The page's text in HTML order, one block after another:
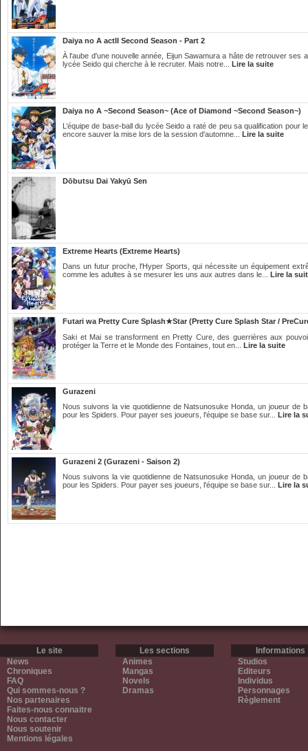
Daiya no A actII Second Season - Part 2
À l'aube d'une nouvelle année, Eijun Sawamura a hâte de retrouver
lycée Seido qui cherche à le recruter. Mais notre... Lire la suite
Daiya no A ~Second Season~ (Ace of Diamond ~Second Season~)
L’équipe de base-ball du lycée Seido a raté de peu sa qualification
encore sauver la mise lors de la session d'automne... Lire la suite
Dōbutsu Dai Yakyū Sen
Extreme Hearts (Extreme Hearts)
Dans un futur proche, l'Hyper Sports, qui nécessite un équipement
comme les adultes à se mesurer les uns aux autres dans le... Lire la
Futari wa Pretty Cure Splash★Star (Pretty Cure Splash Star /
Saki et Mai se transforment en Pretty Cure, des guerrières aux
protéger la Terre et le Monde des Fontaines, tout en... Lire la suite
Gurazeni
Nous suivons la vie quotidienne de Natsunosuke Honda, un joueur de
pour les Spiders. Pour payer ses joueurs, l'équipe se base sur... Lire la
Gurazeni 2 (Gurazeni - Saison 2)
Nous suivons la vie quotidienne de Natsunosuke Honda, un joueur de
pour les Spiders. Pour payer ses joueurs, l'équipe se base sur... Lire la
Le site
News
Chroniques
FAQ
Qui sommes-nous ?
Nos partenaires
Faites-nous connaitre
Nous contacter
Nous soutenir
Mentions légales
Les sections
Animes
Mangas
Novels
Dramas
Informations
Studios
Editeurs
Individus
Personnages
Règlement